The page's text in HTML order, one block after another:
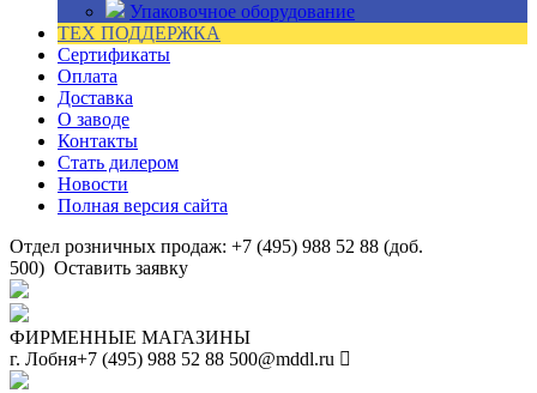
Упаковочное оборудование
ТЕХ ПОДДЕРЖКА
Сертификаты
Оплата
Доставка
О заводе
Контакты
Стать дилером
Новости
Полная версия сайта
Отдел розничных продаж: +7 (495) 988 52 88 (доб.
500) Оставить заявку
ФИРМЕННЫЕ МАГАЗИНЫ
г. Лобня+7 (495) 988 52 88 500@mddl.ru